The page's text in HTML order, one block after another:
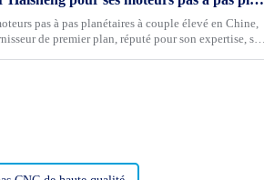
pas à pas planétaires à couple élevé en Chine,
de premier plan, réputé pour son expertise, sa